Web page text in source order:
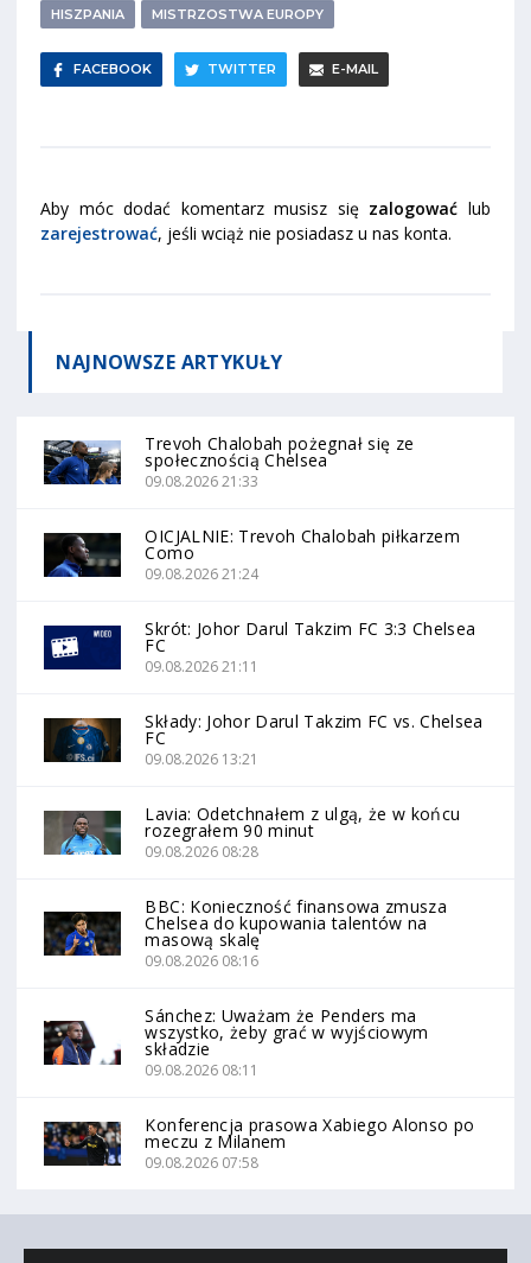
HISZPANIA MISTRZOSTWA EUROPY
FACEBOOK TWITTER E-MAIL
Aby móc dodać komentarz musisz się zalogować lub
zarejestrować, jeśli wciąż nie posiadasz u nas konta.
NAJNOWSZE ARTYKUŁY
Trevoh Chalobah pożegnał się ze
społecznością Chelsea
09.08.2026 21:33
OICJALNIE: Trevoh Chalobah piłkarzem
Como
09.08.2026 21:24
Skrót: Johor Darul Takzim FC 3:3 Chelsea
FC
09.08.2026 21:11
Składy: Johor Darul Takzim FC vs. Chelsea
FC
09.08.2026 13:21
Lavia: Odetchnałem z ulgą, że w końcu
rozegrałem 90 minut
09.08.2026 08:28
BBC: Konieczność finansowa zmusza
Chelsea do kupowania talentów na
masową skalę
09.08.2026 08:16
Sánchez: Uważam że Penders ma
wszystko, żeby grać w wyjściowym
składzie
09.08.2026 08:11
Konferencja prasowa Xabiego Alonso po
meczu z Milanem
09.08.2026 07:58